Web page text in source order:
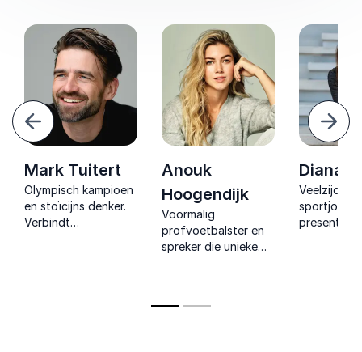
Mark Tuitert
Olympisch kampioen
en stoïcijns denker.
Verbindt
Anouk
Hoogendijk
Voormalig
profvoetbalster en
spreker die unieke
doorzettingsvermogen.
Diana
Veelzijdige